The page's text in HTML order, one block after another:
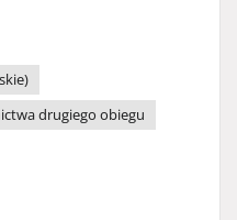
drugiego obiegu